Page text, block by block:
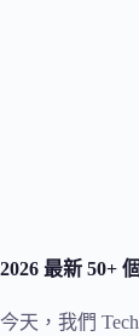
2026 最新 50+
今天，我們